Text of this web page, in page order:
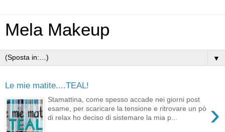
Mela Makeup
▼
Le mie matite....TEAL!
›
Stamattina, come spesso accade nei giorni post
esame, per scaricare la tensione e ritrovare un pò
di relax ho deciso di sistemare la mia p...